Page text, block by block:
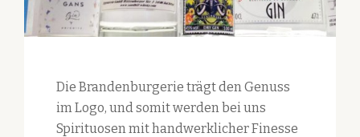
Die Brandenburgerie trägt den Genuss
im Logo, und somit werden bei uns
Spirituosen mit handwerklicher Finesse